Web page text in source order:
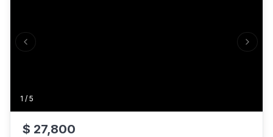
1 / 5
Previous slide Next
$ 27,800